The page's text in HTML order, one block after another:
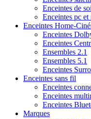
Enceintes de
Enceintes pc
Enceintes Home-
Enceintes
Enceintes
Ensembles 2.1
Ensembles 5.1
Enceintes
Enceintes sans fil
Enceintes
Enceintes
Enceintes
Marques